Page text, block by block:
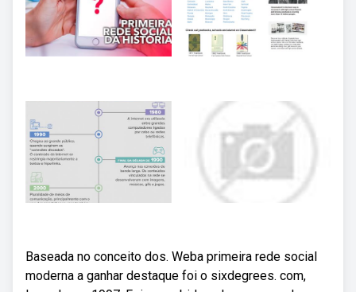
Baseada no conceito dos. Weba primeira rede social
moderna a ganhar destaque foi o sixdegrees. com,